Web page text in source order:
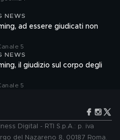
NEWS
ad essere giudicati non
5
NEWS
il giudizio sul corpo degli
5
Digital - RTI S.p.A.: p. iva
del Nazareno 8, 00187 Roma.